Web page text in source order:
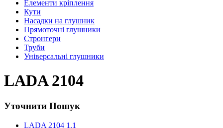
Елементи кріплення
Кути
Насадки на глушник
Прямоточні глушники
Стронгери
Труби
Універсальні глушники
LADA 2104
Уточнити Пошук
LADA 2104 1.1